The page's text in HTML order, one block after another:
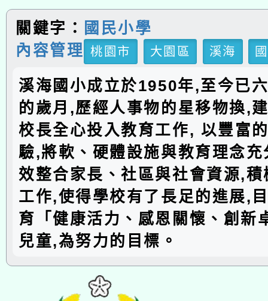
關鍵字：
國民小學
內容管理
桃園市 大園區 溪海
溪海國小成立於1950年,至今已
的歲月,歷經人事物的星移物換,
校長全心投入教育工作, 以豐富
驗,將軟、硬體設施與教育理念
效整合家長、社區與社會資源,
工作,使得學校有了長足的進展,
育「健康活力、感恩關懷、創新
兒童,為努力的目標。